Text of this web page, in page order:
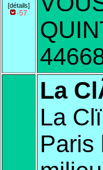
[détails]
-57
La
La